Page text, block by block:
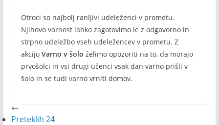
Otroci so najbolj ranljivi udeleženci v prometu.
Njihovo varnost lahko zagotovimo le z odgovorno in
strpno udeležbo vseh udeležencev v prometu. Z
akcijo Varno v šolo želimo opozoriti na to, da morajo
prvošolci in vsi drugi učenci vsak dan varno prišli v
šolo in se tudi varno vrniti domov.
Preteklih 24